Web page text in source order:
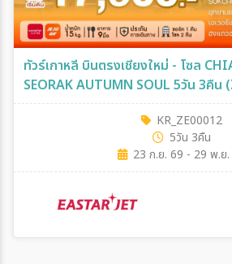
ทัวร์เกาหลี บินตรงเชียงใหม่ - โซล CHIANG MAI TO
SEORAK AUTUMN SOUL 5วัน 3คืน
KR_ZE00012
5วัน 3คืน
23 ก.ย. 69 - 29 พ.ย